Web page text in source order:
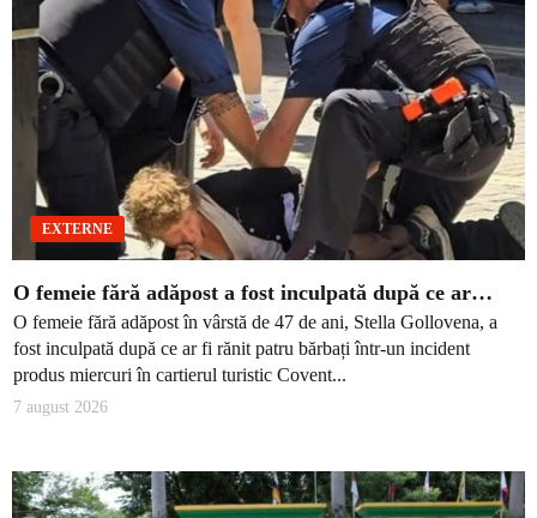
EXTERNE
O femeie fără adăpost a fost inculpată după ce ar…
O femeie fără adăpost în vârstă de 47 de ani, Stella Gollovena, a
fost inculpată după ce ar fi rănit patru bărbați într-un incident
produs miercuri în cartierul turistic Covent...
7 august 2026